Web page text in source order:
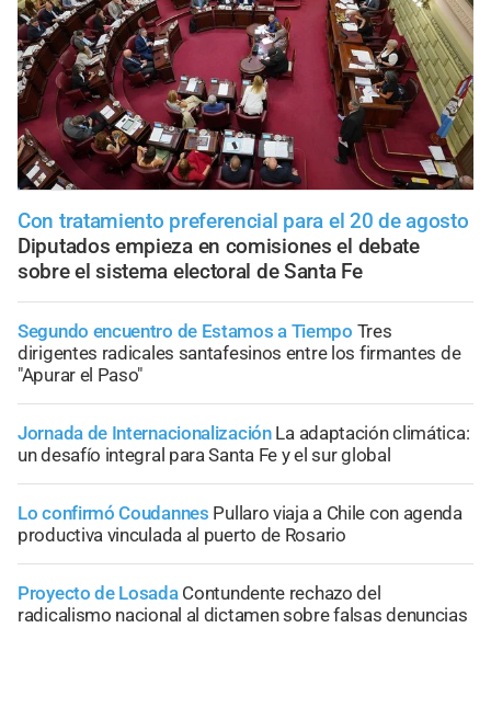
Con tratamiento preferencial para el 20 de agosto
Diputados empieza en comisiones el debate
sobre el sistema electoral de Santa Fe
Segundo encuentro de Estamos a Tiempo Tres
dirigentes radicales santafesinos entre los firmantes de
"Apurar el Paso"
Jornada de Internacionalización La adaptación climática:
un desafío integral para Santa Fe y el sur global
Lo confirmó Coudannes Pullaro viaja a Chile con agenda
productiva vinculada al puerto de Rosario
Proyecto de Losada Contundente rechazo del
radicalismo nacional al dictamen sobre falsas denuncias